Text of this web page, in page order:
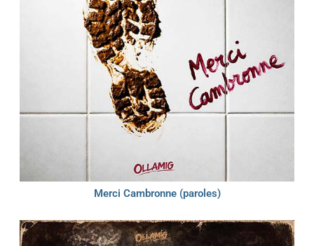
Merci Cambronne (paroles)